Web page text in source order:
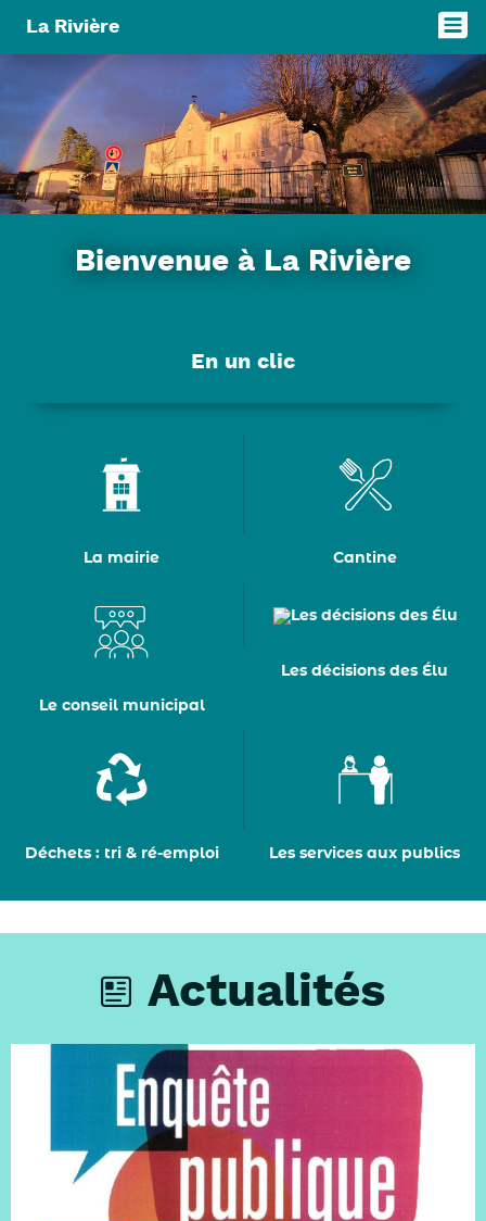
La Rivière
Bienvenue à La Rivière
En un clic
La mairie Cantine
Le conseil municipal
Les décisions des Élu
Déchets : tri & ré-emploi Les services aux publics
Actualités